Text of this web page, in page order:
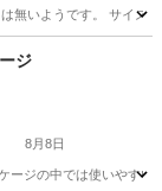
無いようです。 サイ
ージ
8月8日
ージの中では使いやす